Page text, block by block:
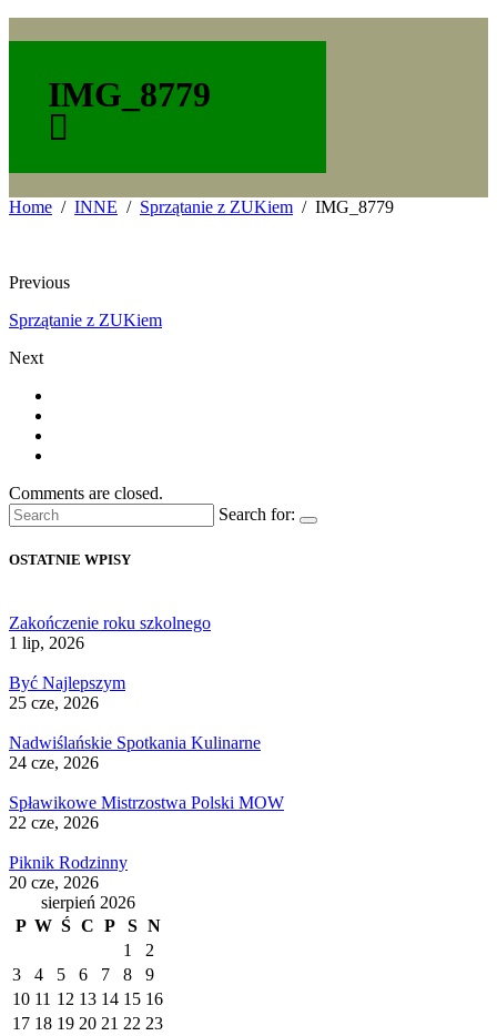
IMG_8779
Home INNE Sprzątanie z ZUKiem IMG_8779
Previous
Sprzątanie z ZUKiem
Next
Comments are closed.
Search for:
OSTATNIE WPISY
Zakończenie roku szkolnego
1 lip, 2026
Być Najlepszym
25 cze, 2026
Nadwiślańskie Spotkania Kulinarne
24 cze, 2026
Spławikowe Mistrzostwa Polski MOW
22 cze, 2026
Piknik Rodzinny
20 cze, 2026
sierpień 2026
P W Ś C P S N
1
2
3
4 5 6 7 8
9
10 11 12 13 14 15 16
17 18 19 20 21 22 23